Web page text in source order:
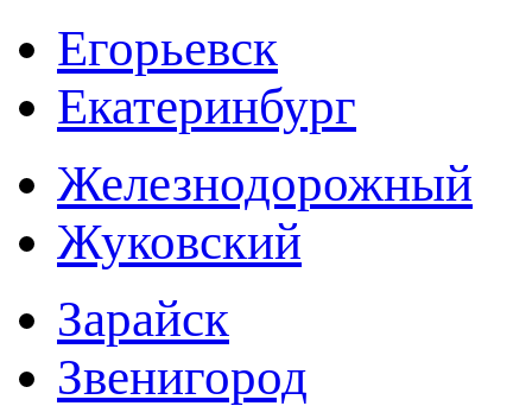
Егорьевск
Екатеринбург
Железнодорожный
Жуковский
Зарайск
Звенигород